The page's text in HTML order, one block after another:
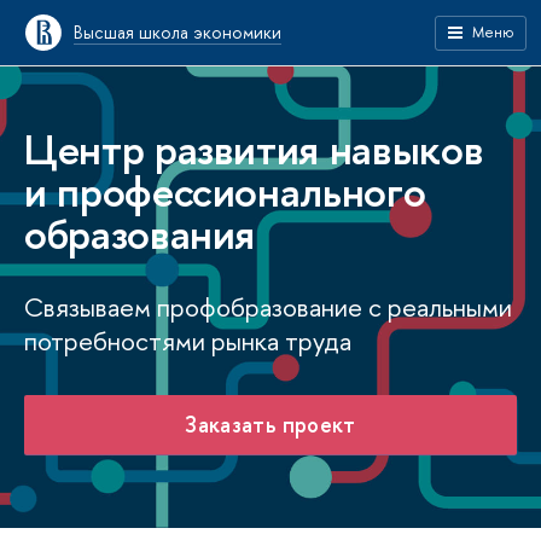
Высшая школа экономики Меню
Центр развития навыков
и профессионального
образования
Связываем профобразование с реальными
потребностями рынка труда
Заказать проект